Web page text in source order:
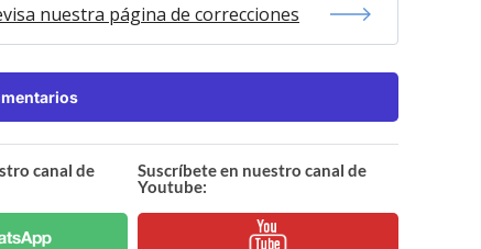
nuestra página de correcciones
canal de
Suscríbete en nuestro canal de
Youtube: